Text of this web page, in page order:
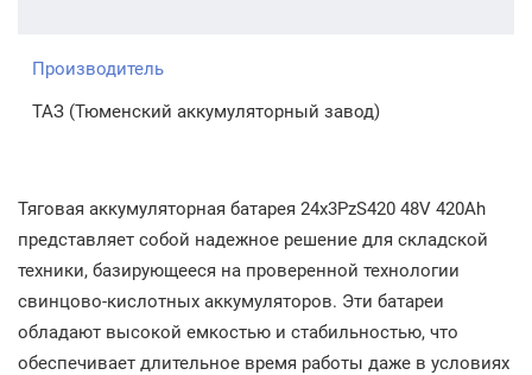
Производитель
ТАЗ (Тюменский аккумуляторный завод)
Тяговая аккумуляторная батарея 24x3PzS420 48V 420Ah
представляет собой надежное решение для складской
техники, базирующееся на проверенной технологии
свинцово-кислотных аккумуляторов. Эти батареи
обладают высокой емкостью и стабильностью, что
обеспечивает длительное время работы даже в условиях